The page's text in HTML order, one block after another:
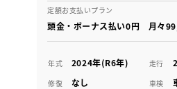
定額お支払いプラン
頭金・ボーナス払い0円 月々
年式 2024年(R6年) 走行
修復 なし 車検